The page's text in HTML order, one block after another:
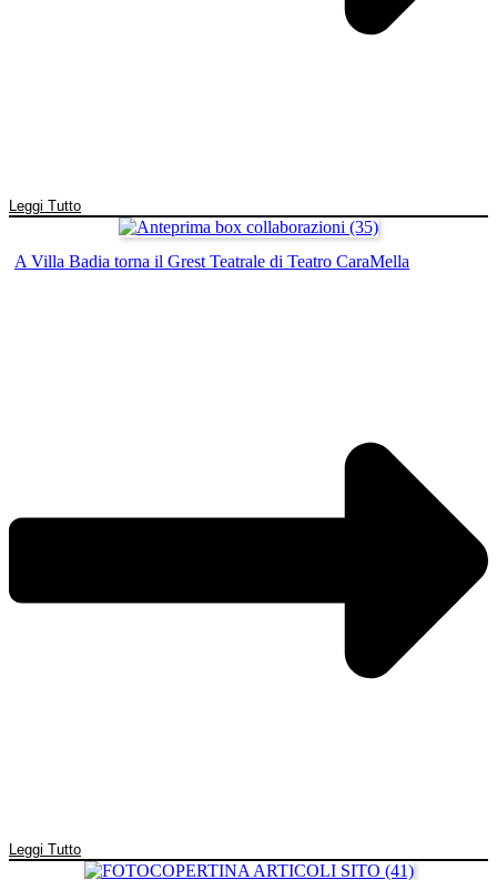
Leggi Tutto
A Villa Badia torna il Grest Teatrale di Teatro CaraMella
Leggi Tutto